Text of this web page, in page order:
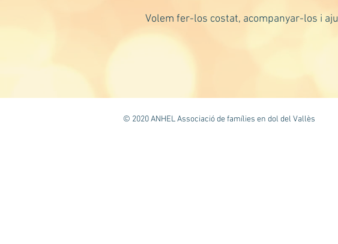
Volem fer-los costat, acompanyar-los i
© 2020 ANHEL Associació de famílies en dol del Vallès